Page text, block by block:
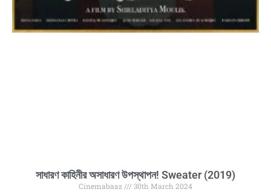
সাধারণ কাহিনীর অসাধারণ উপস্থাপন! Sweater (2019)
Cinemabaaz
30th March 2024